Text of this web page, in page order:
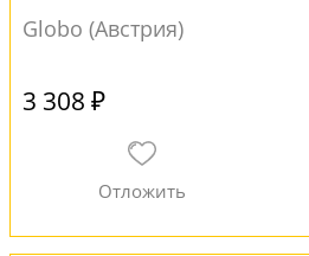
Globo (Австрия)
3 308 ₽